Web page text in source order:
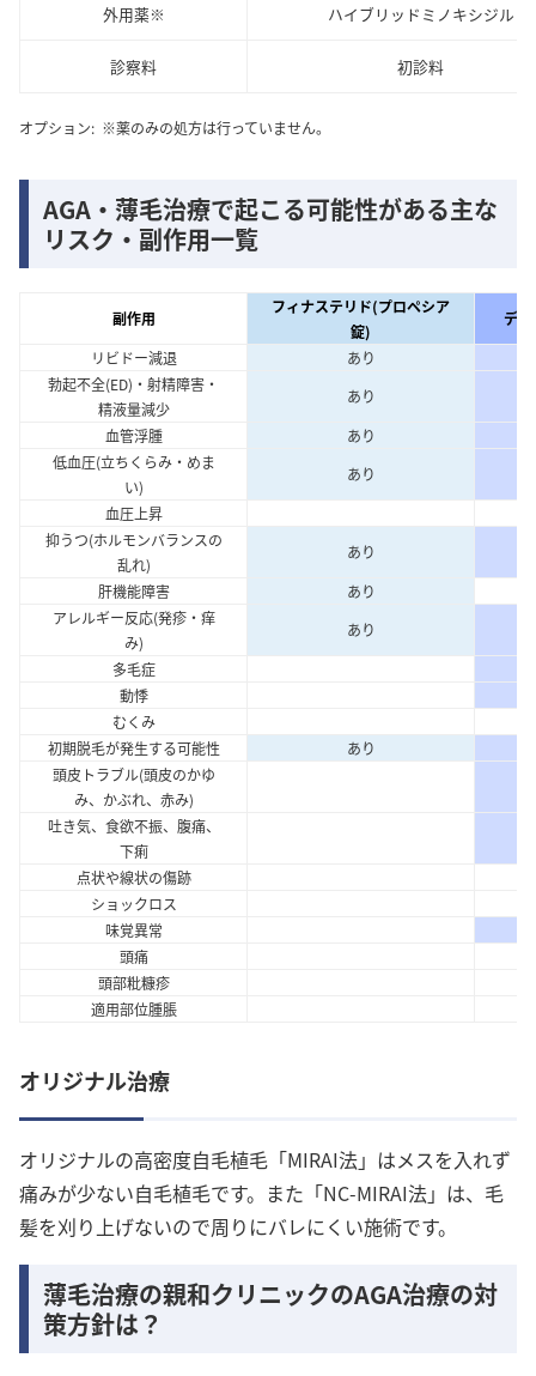
外用薬※ ハイブリッドミノキシジル
診察料 初診料
オプション: ※薬のみの処方は行っていません。
AGA・薄毛治療で起こる可能性がある主な
リスク・副作用一覧
副作用
フィナステリド(プロペシア
錠)
デ
リビドー減退
あり
勃起不全(ED)・射精障害・
精液量減少
あり
血管浮腫
あり
低血圧(立ちくらみ・めま
い)
あり
血圧上昇
抑うつ(ホルモンバランスの
乱れ)
あり
肝機能障害
あり
アレルギー反応(発疹・痒
み)
あり
多毛症
動悸
むくみ
初期脱毛が発生する可能性
あり
頭皮トラブル(頭皮のかゆ
み、かぶれ、赤み)
吐き気、食欲不振、腹痛、
下痢
点状や線状の傷跡
ショックロス
味覚異常
頭痛
頭部粃糠疹
適用部位腫脹
オリジナル治療
オリジナルの高密度自毛植毛「MIRAI法」はメスを入れず
痛みが少ない自毛植毛です。また「NC-MIRAI法」は、毛
髪を刈り上げないので周りにバレにくい施術です。
薄毛治療の親和クリニックのAGA治療の対
策方針は？